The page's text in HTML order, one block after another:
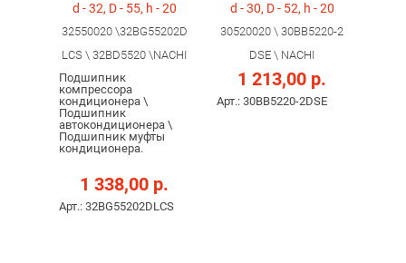
d - 32, D - 55, h - 20
32550020 \32BG55202D
LCS \ 32BD5520 \NACHI
Подшипник
компрессора
кондиционера \
Подшипник
автокондиционера \
Подшипник муфты
кондиционера.
1 338,00 р.
Арт.: 32BG55202DLCS
d - 30, D - 52, h - 20
30520020 \ 30BВ5220-2
DSЕ \ NACHI
1 213,00 р.
Арт.: 30BВ5220-2DSЕ